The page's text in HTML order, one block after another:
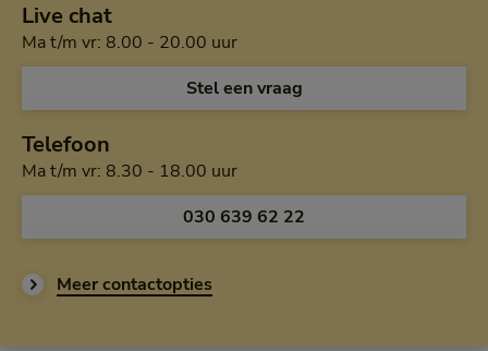
Live chat
Ma t/m vr: 8.00 - 20.00 uurMaandag tot en met vrijdag
Open de chat en
Stel een vraag
Telefoon
Ma t/m vr: 8.30 - 18.00 uurMaandag tot en met vrijdag
Bel ons op
030 639 62 22
Meer contactopties